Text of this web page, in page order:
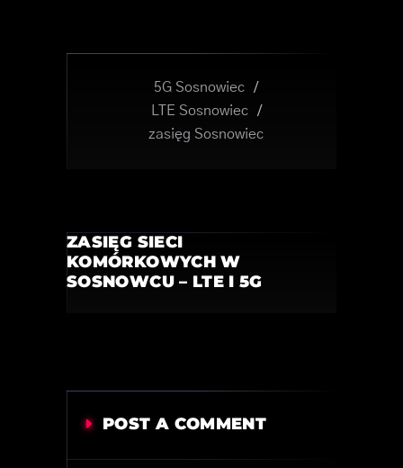
5G Sosnowiec
/
LTE Sosnowiec
/
zasięg Sosnowiec
ZASIĘG SIECI
KOMÓRKOWYCH W
SOSNOWCU – LTE I 5G
POST A COMMENT